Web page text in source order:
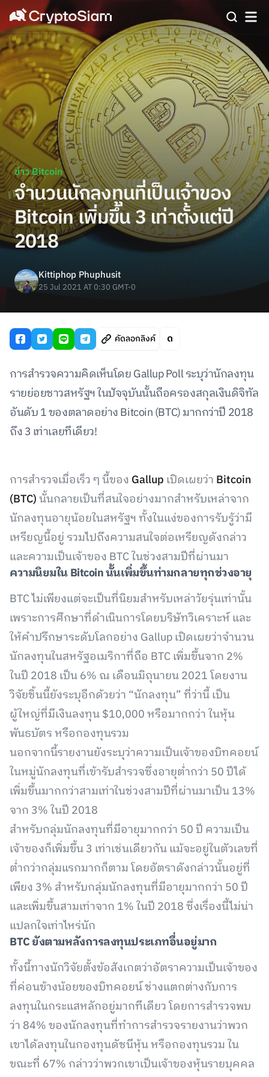
ข่าว Bitcoin
จำนวนนักลงทุนที่เป็นเจ้าของ
Bitcoin เพิ่มขึ้น 3 เท่าตั้งแต่ปี
2018
Kittiphop Phuphusit
25 Jul 2021 AT 0:30 GMT-0
คัดลอกลิงค์
การสำรวจความคิดเห็นโดย Gallup Poll ระบุว่านักลงทุน
รายย่อยชาวสหรัฐฯ ในปัจจุบันนั้นถือครองสกุลเงินดิจิทัล
อันดับ 1 ของตลาดอย่าง Bitcoin (BTC) มากกว่าปี 2018
ถึง 3 เท่าเลยทีเดียว!
การสำรวจเมื่อเร็ว ๆ นี้ของ Gallup เปิดเผยว่า Bitcoin
(BTC)นั้นกลายเป็นที่สนใจอย่างมากสำหรับเหล่าจาก
นักลงทุนอายุน้อยในสหรัฐฯ ทั้งในแง่ของการรับรู้ว่ามี
เหรียญนี้อยู่ รวมไปถึงความสนใจต่อเหรียญดังกล่าว
และความเป็นเจ้าของ BTC ในช่วงสามปีที่ผ่านมา
ความนิยมในBitcoinนั้นเพิ่มขึ้นท่ามกลายทุกช่วงอายุ
BTC ไม่เพียงแต่จะเป็นที่นิยมสำหรับเหล่าวัยรุ่นเท่านั้น
เพราะการศึกษาที่ดำเนินการโดยบริษัทวิเคราะห์ และ
ให้คำปรึกษาระดับโลกอย่าง Gallup เปิดเผยว่าจำนวน
นักลงทุนในสหรัฐอเมริกาที่ถือ BTC เพิ่มขึ้นจาก 2%
ในปี 2018 เป็น 6% ณ เดือนมิถุนายน 2021 โดยงาน
วิจัยชิ้นนี้ยังระบุอีกด้วยว่า “นักลงทุน” ที่ว่านี้ เป็น
ผู้ใหญ่ที่มีเงินลงทุน $10,000 หรือมากกว่า ในหุ้น
พันธบัตร หรือกองทุนรวม
นอกจากนี้รายงานยังระบุว่าความเป็นเจ้าของบิทคอยน์
ในหมู่นักลงทุนที่เข้ารับสำรวจซึ่งอายุต่ำกว่า 50 ปีได้
เพิ่มขึ้นมากกว่าสามเท่าในช่วงสามปีที่ผ่านมาเป็น 13%
จาก 3% ในปี 2018
สำหรับกลุ่มนักลงทุนที่มีอายุมากกว่า 50 ปี ความเป็น
เจ้าของก็เพิ่มขึ้น 3 เท่าเช่นเดียวกัน แม้จะอยู่ในตัวเลขที่
ต่ำกว่ากลุ่มแรกมากก็ตาม โดยอัตราดังกล่าวนั้นอยู่ที่
เพียง 3% สำหรับกลุ่มนักลงทุนที่มีอายุมากกว่า 50 ปี
และเพิ่มขึ้นสามเท่าจาก 1% ในปี 2018 ซึ่งเรื่องนี้ไม่น่า
แปลกใจเท่าไหร่นัก
BTC ยังตามหลังการลงทุนประเภทอื่นอยู่มาก
ทั้งนี้ทางนักวิจัยตั้งข้อสังเกตว่าอัตราความเป็นเจ้าของ
ที่ค่อนข้างน้อยของบิทคอยน์ ช่างแตกต่างกับการ
ลงทุนในกระแสหลักอยู่มากทีเดียว โดยการสำรวจพบ
ว่า 84% ของนักลงทุนที่ทำการสำรวจรายงานว่าพวก
เขาได้ลงทุนในกองทุนดัชนีหุ้น หรือกองทุนรวม ใน
ขณะที่ 67% กล่าวว่าพวกเขาเป็นเจ้าของหุ้นรายบุคคล